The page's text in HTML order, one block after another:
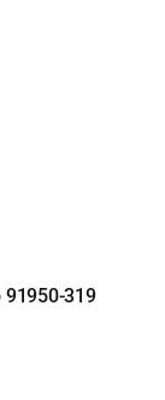
91950-319